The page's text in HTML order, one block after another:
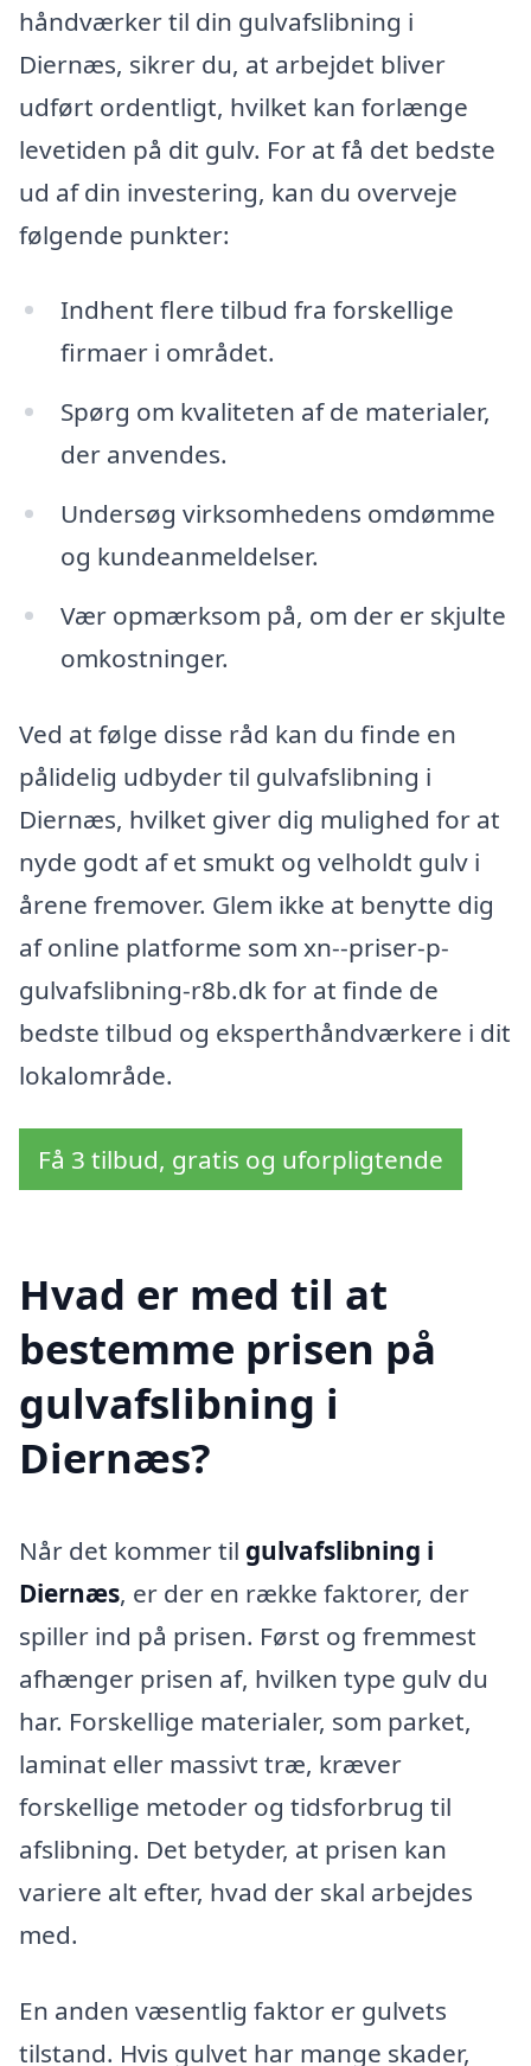
håndværker til din gulvafslibning i
Diernæs, sikrer du, at arbejdet bliver
udført ordentligt, hvilket kan forlænge
levetiden på dit gulv. For at få det bedste
ud af din investering, kan du overveje
følgende punkter:
Indhent flere tilbud fra forskellige
firmaer i området.
Spørg om kvaliteten af de materialer,
der anvendes.
Undersøg virksomhedens omdømme
og kundeanmeldelser.
Vær opmærksom på, om der er skjulte
omkostninger.
Ved at følge disse råd kan du finde en
pålidelig udbyder til gulvafslibning i
Diernæs, hvilket giver dig mulighed for at
nyde godt af et smukt og velholdt gulv i
årene fremover. Glem ikke at benytte dig
af online platforme som xn--priser-p-
gulvafslibning-r8b.dk for at finde de
bedste tilbud og eksperthåndværkere i dit
lokalområde.
Få 3 tilbud, gratis og uforpligtende
Hvad er med til at
bestemme prisen på
gulvafslibning i
Diernæs?
Når det kommer til gulvafslibning i
Diernæs, er der en række faktorer, der
spiller ind på prisen. Først og fremmest
afhænger prisen af, hvilken type gulv du
har. Forskellige materialer, som parket,
laminat eller massivt træ, kræver
forskellige metoder og tidsforbrug til
afslibning. Det betyder, at prisen kan
variere alt efter, hvad der skal arbejdes
med.
En anden væsentlig faktor er gulvets
tilstand. Hvis gulvet har mange skader,